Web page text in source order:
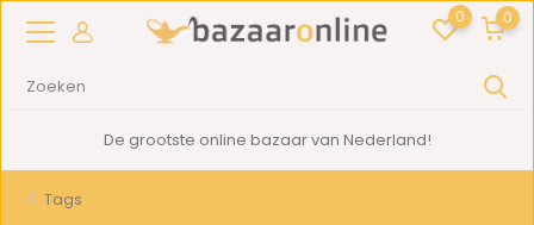
0 0
De grootste online bazaar van Nederland!
Tags